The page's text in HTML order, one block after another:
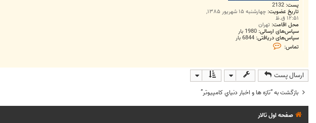
پست: 2132
تاریخ عضویت: چهارشنبه ۱۵ شهریور ۱۳۸۵,
۱۲:۵۱ ق.ظ
محل اقامت: تهران
سپاس‌های ارسالی: 1980 بار
سپاس‌های دریافتی: 6844 بار
تماس:
M
r
.
A
m
h
ارسال پست
بازگشت به “تازه ها و اخبار دنياي کامپيوتر”
صفحه اول تالار